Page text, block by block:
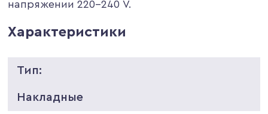
напряжении 220-240 V.
Характеристики
Тип:
Накладные